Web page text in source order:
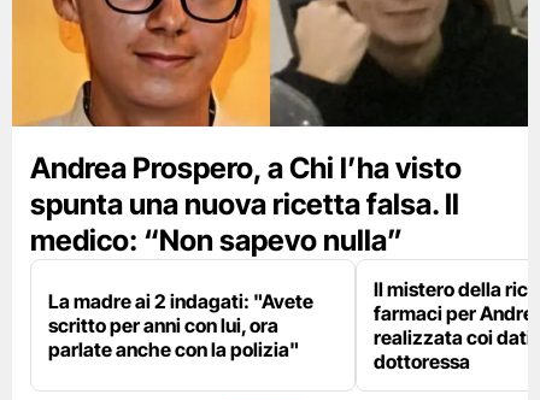
Andrea Prospero, a Chi l’ha visto
spunta una nuova ricetta falsa. Il
medico: “Non sapevo nulla”
La madre ai 2 indagati: "Avete
scritto per anni con lui, ora
parlate anche con la polizia"
Il mistero della
farmaci per
realizzata coi dati
dottoressa